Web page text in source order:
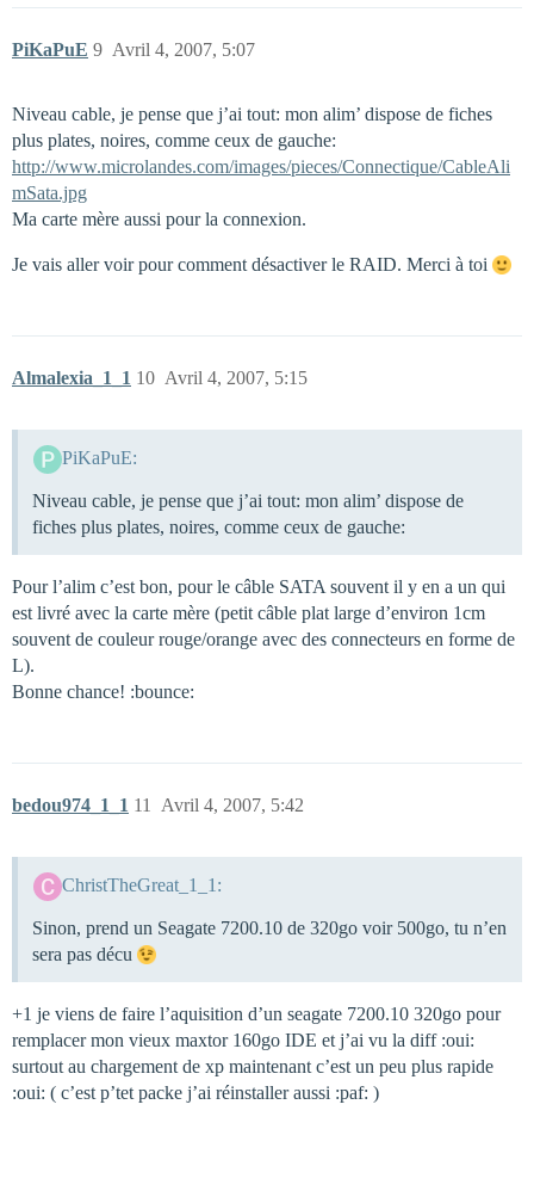
PiKaPuE Avril 4, 2007, 5:07
9
Niveau cable, je pense que j’ai tout: mon alim’ dispose de fiches
plus plates, noires, comme ceux de gauche:
http://www.microlandes.com/images/pieces/Connectique/CableAli
mSata.jpg
Ma carte mère aussi pour la connexion.
Je vais aller voir pour comment désactiver le RAID. Merci à toi
Almalexia_1_1 Avril 4, 2007, 5:15
10
PiKaPuE:
Niveau cable, je pense que j’ai tout: mon alim’ dispose de
fiches plus plates, noires, comme ceux de gauche:
Pour l’alim c’est bon, pour le câble SATA souvent il y en a un qui
est livré avec la carte mère (petit câble plat large d’environ 1cm
souvent de couleur rouge/orange avec des connecteurs en forme de
L).
Bonne chance! :bounce:
bedou974_1_1 Avril 4, 2007, 5:42
11
ChristTheGreat_1_1:
Sinon, prend un Seagate 7200.10 de 320go voir 500go, tu n’en
sera pas décu
+1 je viens de faire l’aquisition d’un seagate 7200.10 320go pour
remplacer mon vieux maxtor 160go IDE et j’ai vu la diff :oui:
surtout au chargement de xp maintenant c’est un peu plus rapide
:oui: ( c’est p’tet packe j’ai réinstaller aussi :paf: )